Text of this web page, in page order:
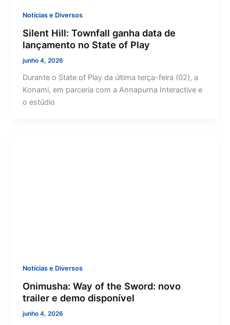
Notícias e Diversos
Silent Hill: Townfall ganha data de
lançamento no State of Play
junho 4, 2026
Durante o State of Play da última terça-feira (02), a
Konami, em parceria com a Annapurna Interactive e
o estúdio
Notícias e Diversos
Onimusha: Way of the Sword: novo
trailer e demo disponível
junho 4, 2026